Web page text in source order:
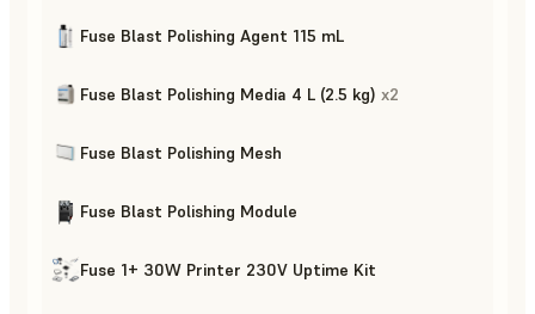
Fuse Blast Polishing Agent 115 mL
Fuse Blast Polishing Media 4 L (2.5 kg) x2
Fuse Blast Polishing Mesh
Fuse Blast Polishing Module
Fuse 1+ 30W Printer 230V Uptime Kit